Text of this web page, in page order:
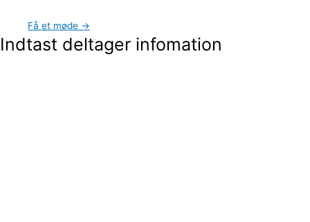
Få et møde →
Indtast deltager infomation